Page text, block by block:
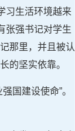
习生活环境越来
张强书记对学生
那里，并且被认
的坚实依靠。
国建设使命”。